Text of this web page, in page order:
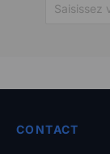
CONTACT